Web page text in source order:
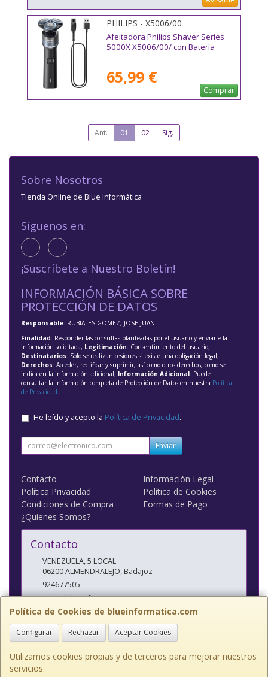
PHILIPS - X5006/00
Afeitadora Philips Shaver Series
5000X X5006/00/ con Batería
65,99 €
Comprar
Ant. 01 02 Sig.
Política de Cookies de blueinformatica.com
Configurar Rechazar Aceptar Cookies
Utilizamos cookies propias y de terceros para mejorar nuestros
servicios.
Sobre Nosotros
Tienda Online de Blue Informática
Síguenos en:
¡Suscríbete a Nuestro Boletín!
INFORMACIÓN BÁSICA SOBRE
PROTECCIÓN DE DATOS
Responsable: RUBIALES GOMEZ, JOSE JUAN
Finalidad: Responder las consultas planteadas por el usuario y enviarle la
información solicitada; Legitimación: Consentimiento del usuario;
Destinatarios: Solo se realizan cesiones si existe una obligación legal;
Derechos: Acceder, rectificar y suprimir, así como otros derechos, como se
indica en la información adicional; Información Adicional: Puede
consultar la información completa de Protección de Datos en nuestra Política
de Privacidad.
He leído y acepto la Política de Privacidad.
Enviar
Contacto
Información Legal
Política Privacidad
Política de Cookies
Condiciones de Compra
Formas de Pago
¿Quienes Somos?
Contacto
VENEZUELA, 5 LOCAL
06200ALMENDRALEJO,Badajoz
924677505
web@blueinformatica.com
Horario
10 a 14 Y 17 a 20:30